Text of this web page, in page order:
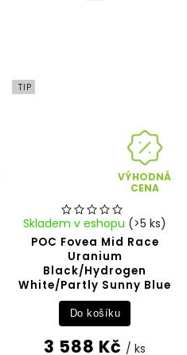
TIP
VÝHODNÁ
CENA
POC Fovea Mid Race
Uranium
Black/Hydrogen
White/Partly Sunny Blue
Skladem v eshopu (>5 ks)
3 588 Kč / ks
Do košíku